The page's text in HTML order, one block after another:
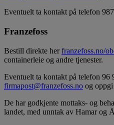
Eventuelt ta kontakt på telefon
Franzefoss
Bestill direkte herfranzefoss.no/
containerleie og andre tjenester.
Eventuelt ta kontakt på telefon 96
firmapost@franzefoss.no og
De har godkjente mottaks- og
landet, med unntak av Hamar og